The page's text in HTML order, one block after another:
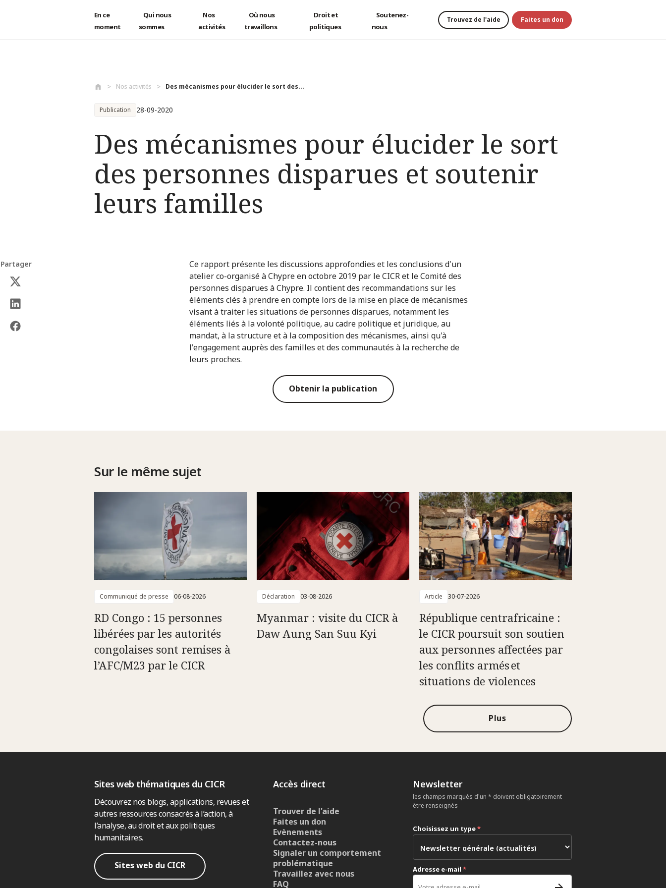
En ce
moment
Qui nous
sommes
Nos
activités
Où nous
travaillons
Droit et
politiques
Soutenez-
nous
Trouvez de l'aide Faites un don
Nos activités Des mécanismes pour élucider le sort des...
Publication 28-09-2020
Des mécanismes pour élucider le sort
des personnes disparues et soutenir
leurs familles
Partager
Ce rapport présente les discussions approfondies et les conclusions d'un
atelier co-organisé à Chypre en octobre 2019 par le CICR et le Comité des
personnes disparues à Chypre. Il contient des recommandations sur les
éléments clés à prendre en compte lors de la mise en place de mécanismes
visant à traiter les situations de personnes disparues, notamment les
éléments liés à la volonté politique, au cadre politique et juridique, au
mandat, à la structure et à la composition des mécanismes, ainsi qu'à
l'engagement auprès des familles et des communautés à la recherche de
leurs proches.
Obtenir la publication
Sur le même sujet
Communiqué de presse 06-08-2026
RD Congo : 15 personnes
libérées par les autorités
congolaises sont remises à
l’AFC/M23 par le CICR
Déclaration 03-08-2026
Myanmar : visite du CICR à
Daw Aung San Suu Kyi
Article 30-07-2026
République centrafricaine :
le CICR poursuit son soutien
aux personnes affectées par
les conflits armés et
situations de violences
Plus
Sites web thématiques du CICR
Découvrez nos blogs, applications, revues et
autres ressources consacrés à l’action, à
l’analyse, au droit et aux politiques
humanitaires.
Sites web du CICR
Accès direct
Trouver de l'aide
Faites un don
Evènements
Contactez-nous
Signaler un comportement
problématique
Travaillez avec nous
FAQ
Newsletter
les champs marqués d'un * doivent obligatoirement
être renseignés
Choisissez un type*
Adresse e-mail *